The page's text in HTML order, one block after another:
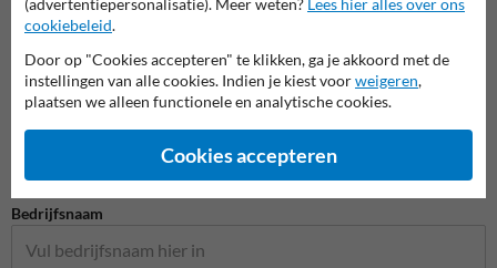
Stel je vraag aan Grondmarkering.be
Bedrijfsnaam
(advertentiepersonalisatie). Meer weten? Lees hier alles over ons
cookiebeleid.
Door op "Cookies accepteren" te klikken, ga je akkoord met de
instellingen van alle cookies. Indien je kiest voorweigeren,
plaatsen we alleen functionele en analytische cookies.
Cookies accepteren